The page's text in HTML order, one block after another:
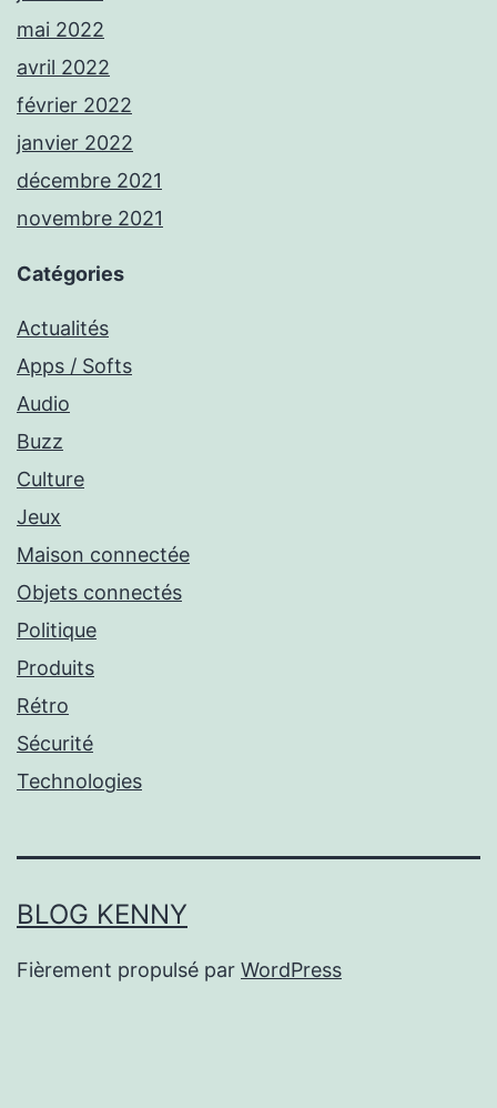
mai 2022
avril 2022
février 2022
janvier 2022
décembre 2021
novembre 2021
Catégories
Actualités
Apps / Softs
Audio
Buzz
Culture
Jeux
Maison connectée
Objets connectés
Politique
Produits
Rétro
Sécurité
Technologies
BLOG KENNY
Fièrement propulsé par WordPress